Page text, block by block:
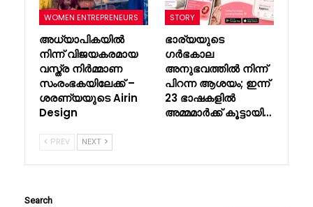
WOMEN ENTREPRENEURS
അധ്യാപികയിൽ
നിന്ന് വിജയകരമായ
വസ്ത്ര നിർമ്മാണ
സംരംഭകയിലേക്ക് –
ശരണ്യയുടെ Airin
Design
STORY
ഭാര്യയുടെ
ഗർഭകാല
അനുഭവത്തിൽ നിന്ന്
പിറന്ന ആശയം; ഇന്ന്
23 ഭാഷകളിൽ
അമ്മമാർക്ക് കൂട്ടായി…
PREV NEXT
Search